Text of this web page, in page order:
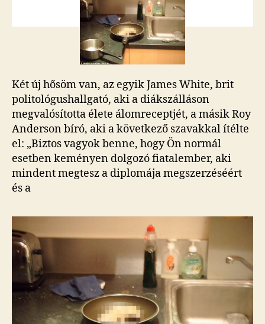
miközben
a
serpenyőben
sütögette
aranyhörcsögét
bejegyzéshez
Két új hősöm van, az egyik James White, brit
politológushallgató, aki a diákszálláson
megvalósította élete álomreceptjét, a másik Roy
Anderson bíró, aki a következő szavakkal ítélte
el: „Biztos vagyok benne, hogy Ön normál
esetben keményen dolgozó fiatalember, aki
mindent megtesz a diplomája megszerzéséért
és a